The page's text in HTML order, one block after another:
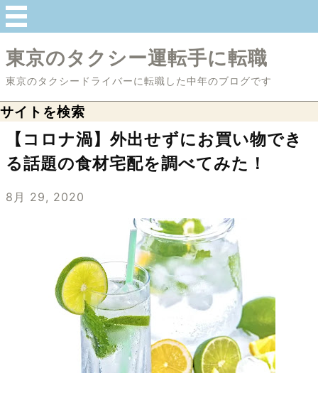
東京のタクシー運転手に転職
東京のタクシードライバーに転職した中年のブログです
サイトを検索
【コロナ渦】外出せずにお買い物でき
る話題の食材宅配を調べてみた！
8月 29, 2020